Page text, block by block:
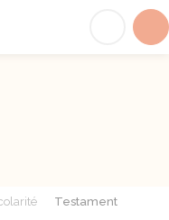
Testament